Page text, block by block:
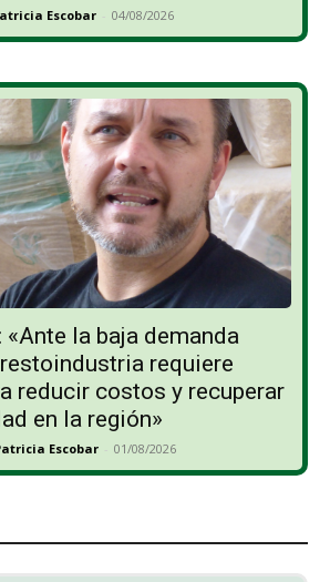
Escobar - 04/08/2026
«Ante la baja demanda
requiere
reducir costos y recuperar
en la región»
Escobar - 01/08/2026